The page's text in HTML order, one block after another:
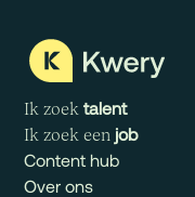
Ik zoek talent
Ik zoek een job
Content hub
Over ons